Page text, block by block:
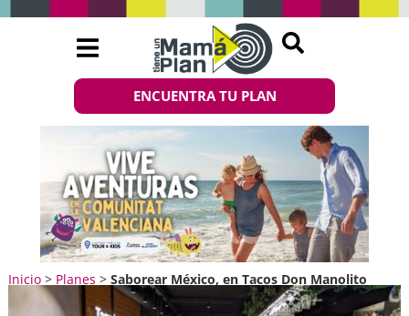
ENCUENTRA TU PLAN
Inicio> Planes > Saborear México, en Tacos Don Manolito